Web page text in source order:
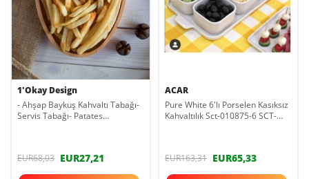
1'Okay Design
- Ahşap Baykuş Kahvaltı Tabağı-
Servis Tabağı- Patates
EUR68,03 EUR27,21
ACAR
Pure White 6'lı Porselen Kasıksız
Kahvaltılık Sct-010875-6 SCT-
EUR163,31 EUR65,33